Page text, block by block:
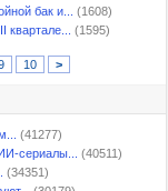
бак и...
(1608)
(1595)
10 >
(41277)
сериалы...
(40511)
(34351)